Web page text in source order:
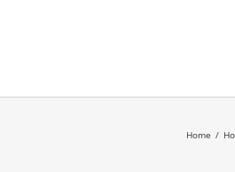
Home /